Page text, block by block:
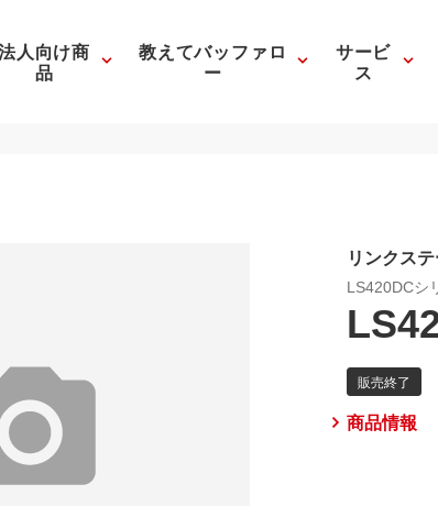
人向け商
品
教えてバッファロ
ー
サービ
ス
リンクス
LS420DCシ
商品情報